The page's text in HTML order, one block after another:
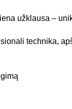
užklausa –
technika,